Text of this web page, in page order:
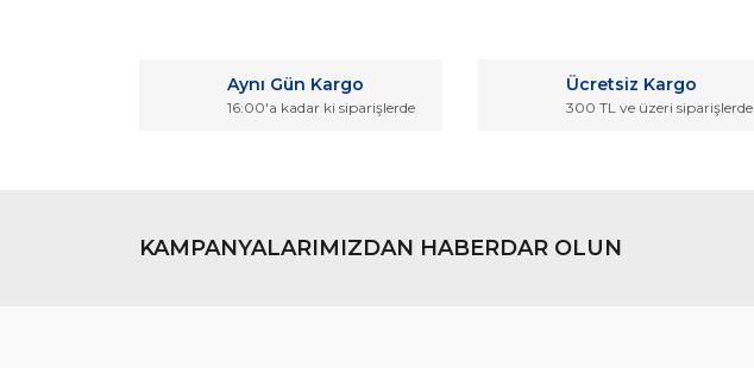
Ürün açıklamasında eksik bilgiler bulunuyor.
Aynı Gün Kargo
16:00'a kadar ki siparişlerde
Ücretsiz Kargo
300 TL ve üzeri siparişlerde
KAMPANYALARIMIZDAN HABERDAR OLUN